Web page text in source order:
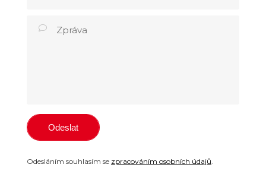
Odesláním souhlasím se zpracováním osobních údajů.